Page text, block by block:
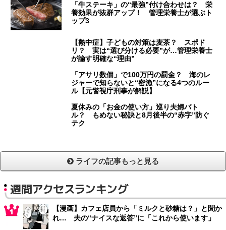
「牛ステーキ」の“最強”付け合わせは？ 栄
養効果が抜群アップ！ 管理栄養士が選ぶト
ップ3
【熱中症】子どもの対策は麦茶？ スポド
リ？ 実は“選び分ける必要”が…管理栄養士
が諭す明確な“理由”
「アサリ数個」で100万円の罰金？ 海のレ
ジャーで知らないと“密漁”になる4つのルー
ル【元警視庁刑事が解説】
夏休みの「お金の使い方」巡り夫婦バト
ル？ もめない秘訣と8月後半の“赤字”防ぐ
テク
ライフの記事もっと見る
週間アクセスランキング
【漫画】カフェ店員から「ミルクと砂糖は？」と聞か
れ… 夫の“ナイスな返答”に「これから使います」